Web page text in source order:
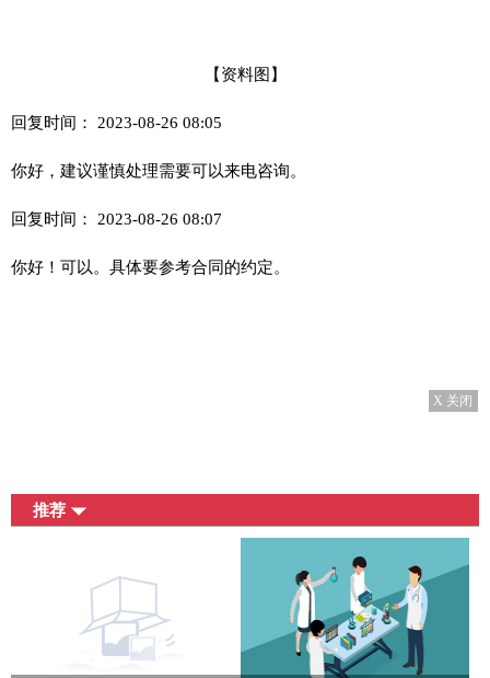
【资料图】
回复时间： 2023-08-26 08:05
你好，建议谨慎处理需要可以来电咨询。
回复时间： 2023-08-26 08:07
你好！可以。具体要参考合同的约定。
X 关闭
推荐